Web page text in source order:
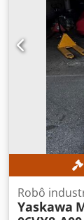
Robô
Yaskawa